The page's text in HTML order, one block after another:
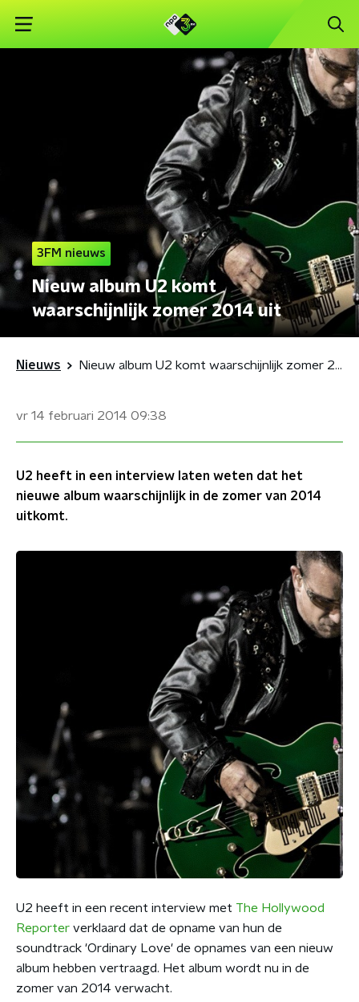
3FM nieuws
Nieuw album U2 komt
waarschijnlijk zomer 2014 uit
Nieuws Nieuw album U2 komt waarschijnlijk zomer 2014 uit
vr 14 februari 2014 09:38
U2 heeft in een interview laten weten dat het
nieuwe album waarschijnlijk in de zomer van 2014
uitkomt.
U2 heeft in een recent interview met The Hollywood
Reporter verklaard dat de opname van hun de
soundtrack 'Ordinary Love' de opnames van een nieuw
album hebben vertraagd. Het album wordt nu in de
zomer van 2014 verwacht.